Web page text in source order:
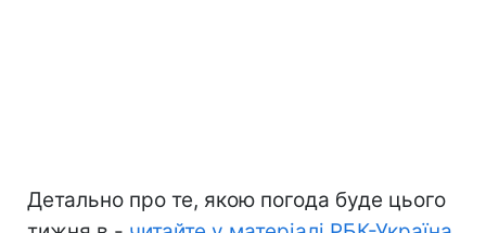
Детально про те, якою погода буде цього